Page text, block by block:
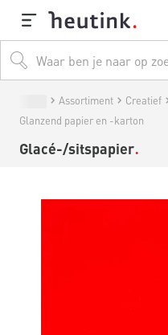
Assortiment Creatief
Glanzend papier en -karton
Glacé-/sitspapier